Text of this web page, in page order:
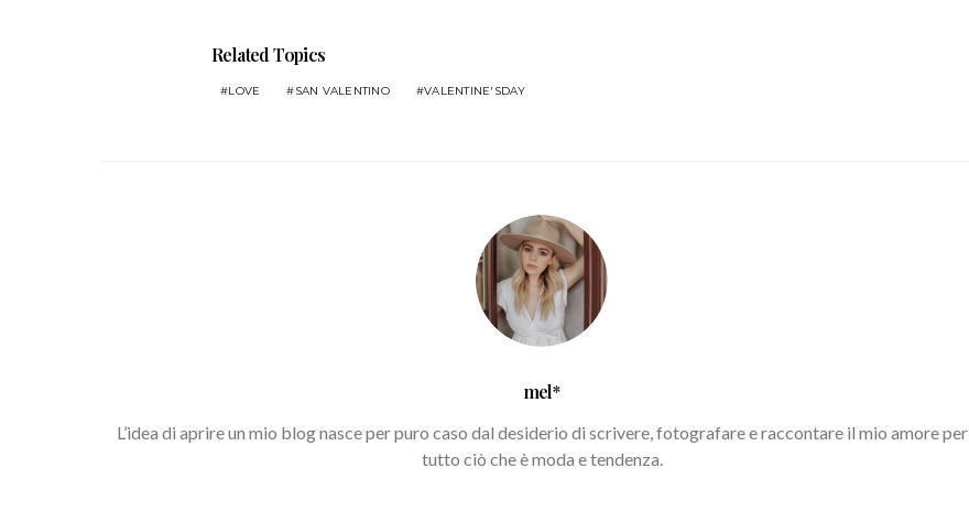
Related Topics
LOVE SAN VALENTINO VALENTINE'SDAY
mel*
L’idea di aprire un mio blog nasce per puro caso dal desiderio di scrivere, fotografare e raccontare il mio amore per
tutto ciò che è moda e tendenza.